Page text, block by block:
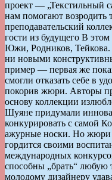
проект — „Текстильный
нам помогают возродить
преподавательский
гости из будущего В
Южи, Родников, Тейкова.
ни новыми
пример — первая же
смогли отказать себе в
покорив жюри. Авторы
основу коллекции
Шуяне придумали
конкурировать с самой
ажурные носки. Но жюри
гордится своими
международных
способны „брать“ любую
молодому дизайнеру